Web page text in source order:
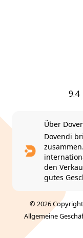
9.4
Über
Dovendi
den
gutes
© 2026
Allgemeine